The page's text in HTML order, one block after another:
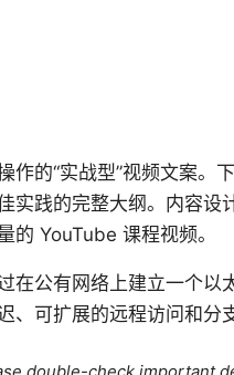
的“实战型”视频文案。
实践的完整大纲。内容设
的 YouTube 课程视频。
在公有网络上建立一个以
可扩展的远程访问和分